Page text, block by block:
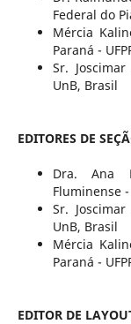
Federal do
Mércia
Paraná -
Sr.
UnB, Brasil
EDITORES DE
Dra. Ana
Fluminense -
Sr.
UnB, Brasil
Mércia
Paraná -
EDITOR DE